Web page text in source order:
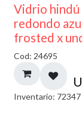
40%
Vidrio hindú
redondo
frosted x
Cod: 24695
Inventario: 72347